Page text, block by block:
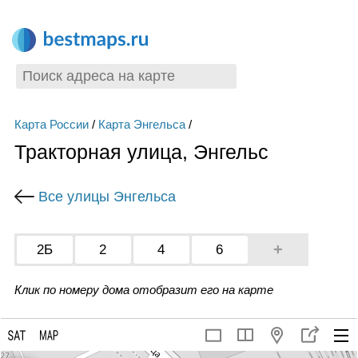
Карта России/ Карта Энгельса/
Тракторная улица, Энгельс
Все улицы Энгельса
2Б 2 4 6 +
Клик по номеру дома отобразит его на карте